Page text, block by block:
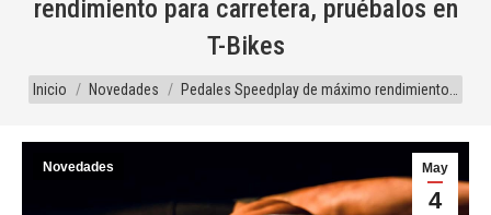
rendimiento para carretera, pruébalos en
T-Bikes
Estás aquí:
Inicio Novedades Pedales Speedplay de máximo rendimiento…
May
4
Novedades